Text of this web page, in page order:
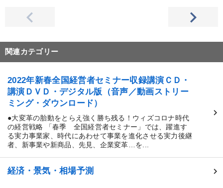
関連カテゴリー
2022年新春全国経営者セミナー収録講演ＣＤ・
講演ＤＶＤ・デジタル版（音声／動画ストリー
ミング・ダウンロード）
●大変革の胎動をとらえ強く勝ち残る！ウィズコロナ時代
の経営戦略 「春季 全国経営者セミナー」では、躍進す
る実力事業家、時代にあわせて事業を進化させる実力後継
者、新事業や新商品、先見、企業変革…を...
経済・景気・相場予測